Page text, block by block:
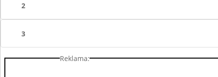
2
3
Reklama: